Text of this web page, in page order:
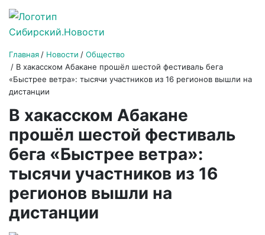
Главная Новости
Общество
В хакасском Абакане прошёл шестой фестиваль бега
«Быстрее ветра»: тысячи участников из 16 регионов вышли на
дистанции
В хакасском Абакане
прошёл шестой фестиваль
бега «Быстрее ветра»:
тысячи участников из 16
регионов вышли на
дистанции